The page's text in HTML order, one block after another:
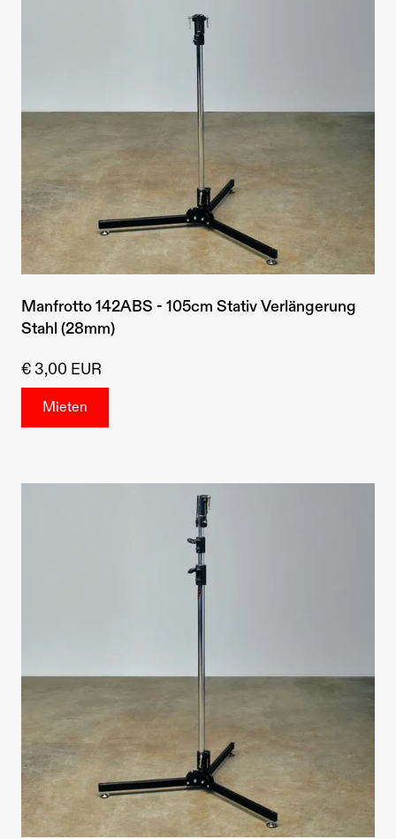
Manfrotto 142ABS - 105cm Stativ Verlängerung
Stahl (28mm)
€ 3,00 EUR